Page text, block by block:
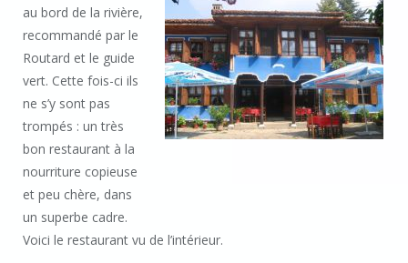
au bord de la rivière,
recommandé par le
Routard et le guide
vert. Cette fois-ci ils
ne s’y sont pas
trompés : un très
bon restaurant à la
nourriture copieuse
et peu chère, dans
un superbe cadre.
Voici le restaurant vu de l’intérieur.